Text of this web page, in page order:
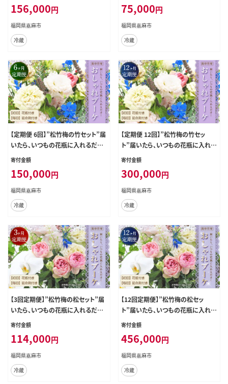
花 生花 花束
156,000円
福岡県嘉麻市
冷蔵
花 花束
75,000円
福岡県嘉麻市
冷蔵
【定期便 6回】”松竹梅の竹セット”届
いたら、いつもの花瓶に入れるだけ！
簡単管理 の おしゃれ ブーケ ♪初回
花 花束
寄付金額
150,000円
福岡県嘉麻市
冷蔵
【定期便 12回】”松竹梅の竹セッ
ト”届いたら、いつもの花瓶に入れる
だけ！ 簡単管理 の おしゃれ ブーケ
12回定期便 花 生花 花束
寄付金額
300,000円
福岡県嘉麻市
冷蔵
【3回定期便】”松竹梅の松セット”届
いたら、いつもの花瓶に入れるだけ！
簡単管理 の おしゃれ ブーケ ♪初回
花 花束
寄付金額
114,000円
福岡県嘉麻市
冷蔵
【12回定期便】”松竹梅の松セッ
ト”届いたら、いつもの花瓶に入れる
だけ！ 簡単管理 の おしゃれ ブーケ
生花 花 花束
寄付金額
456,000円
福岡県嘉麻市
冷蔵